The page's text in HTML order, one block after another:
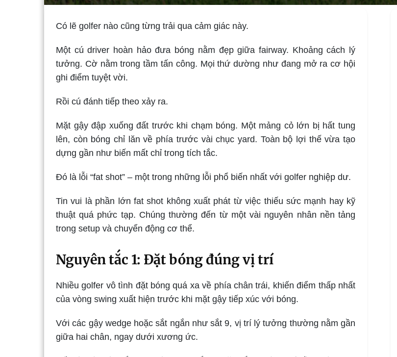
Có lẽ golfer nào cũng từng trải qua cảm giác này.
Một cú driver hoàn hảo đưa bóng nằm đẹp giữa fairway. Khoảng cách lý
tưởng. Cờ nằm trong tầm tấn công. Mọi thứ dường như đang mở ra cơ hội
ghi điểm tuyệt vời.
Rồi cú đánh tiếp theo xảy ra.
Mặt gậy đập xuống đất trước khi chạm bóng. Một mảng cỏ lớn bị hất tung
lên, còn bóng chỉ lăn về phía trước vài chục yard. Toàn bộ lợi thế vừa tạo
dựng gần như biến mất chỉ trong tích tắc.
Đó là lỗi “fat shot” – một trong những lỗi phổ biến nhất với golfer nghiệp dư.
Tin vui là phần lớn fat shot không xuất phát từ việc thiếu sức mạnh hay kỹ
thuật quá phức tạp. Chúng thường đến từ một vài nguyên nhân nền tảng
trong setup và chuyển động cơ thể.
Nguyên tắc 1: Đặt bóng đúng vị trí
Nhiều golfer vô tình đặt bóng quá xa về phía chân trái, khiến điểm thấp nhất
của vòng swing xuất hiện trước khi mặt gậy tiếp xúc với bóng.
Với các gậy wedge hoặc sắt ngắn như sắt 9, vị trí lý tưởng thường nằm gần
giữa hai chân, ngay dưới xương ức.